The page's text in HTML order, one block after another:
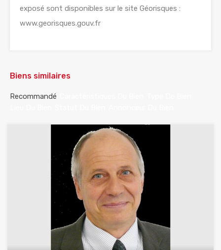
exposé sont disponibles sur le site Géorisques :
www.georisques.gouv.fr
Biens similaires
Recommandé